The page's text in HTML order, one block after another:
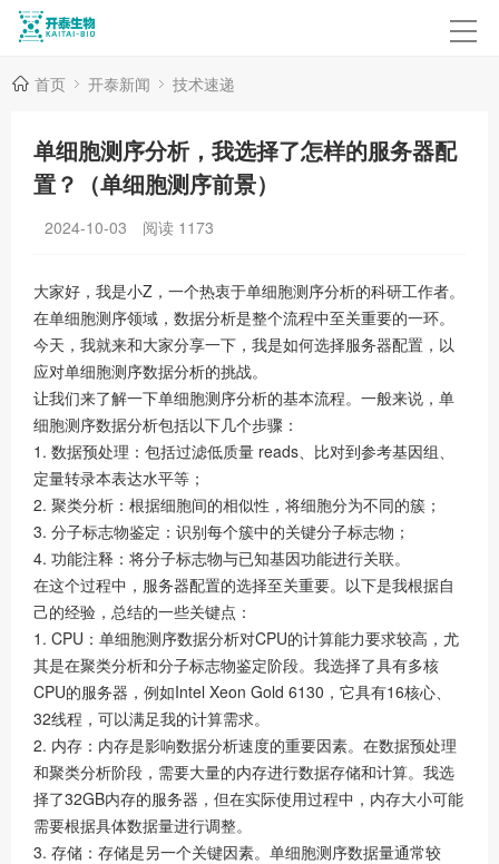
首页 开泰新闻 技术速递
单细胞测序分析，我选择了怎样的服务器配
置？（单细胞测序前景）
2024-10-03 阅读 1173
大家好，我是小Z，一个热衷于单细胞测序分析的科研工作者。
在单细胞测序领域，数据分析是整个流程中至关重要的一环。
今天，我就来和大家分享一下，我是如何选择服务器配置，以
应对单细胞测序数据分析的挑战。
让我们来了解一下单细胞测序分析的基本流程。一般来说，单
细胞测序数据分析包括以下几个步骤：
1. 数据预处理：包括过滤低质量 reads、比对到参考基因组、
定量转录本表达水平等；
2. 聚类分析：根据细胞间的相似性，将细胞分为不同的簇；
3. 分子标志物鉴定：识别每个簇中的关键分子标志物；
4. 功能注释：将分子标志物与已知基因功能进行关联。
在这个过程中，服务器配置的选择至关重要。以下是我根据自
己的经验，总结的一些关键点：
1. CPU：单细胞测序数据分析对CPU的计算能力要求较高，尤
其是在聚类分析和分子标志物鉴定阶段。我选择了具有多核
CPU的服务器，例如Intel Xeon Gold 6130，它具有16核心、
32线程，可以满足我的计算需求。
2. 内存：内存是影响数据分析速度的重要因素。在数据预处理
和聚类分析阶段，需要大量的内存进行数据存储和计算。我选
择了32GB内存的服务器，但在实际使用过程中，内存大小可能
需要根据具体数据量进行调整。
3. 存储：存储是另一个关键因素。单细胞测序数据量通常较